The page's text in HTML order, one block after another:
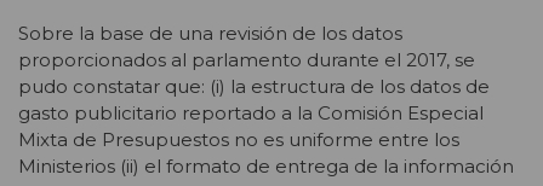
Sobre la base de una revisión de los datos
proporcionados al parlamento durante el 2017, se
pudo constatar que: (i) la estructura de los datos de
gasto publicitario reportado a la Comisión Especial
Mixta de Presupuestos no es uniforme entre los
Ministerios (ii) el formato de entrega de la información